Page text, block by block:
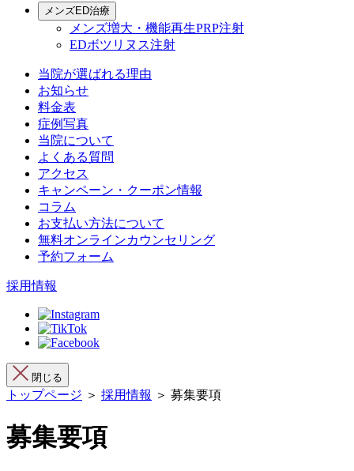
メンズED治療
メンズ増大・機能再生PRP注射
EDボツリヌス注射
当院が選ばれる理由
お知らせ
料金表
症例写真
当院について
よくある質問
アクセス
キャンペーン・クーポン情報
コラム
お支払い方法について
無料オンラインカウンセリング
予約フォーム
採用情報
閉じる
トップページ ＞ 採用情報 ＞ 募集要項
募集要項